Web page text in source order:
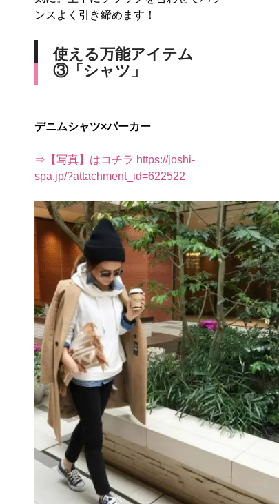
ンスよく引き締めます！
使える万能アイテム
③「シャツ」
デニムシャツ×パーカー
⇒【写真】はコチラ https://joshi-
spa.jp/?attachment_id=622522